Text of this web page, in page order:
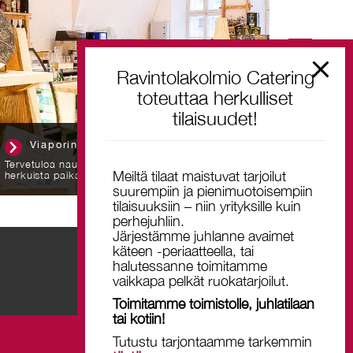
Ravintola Casa Mare
Ravintola Casa Maressa lämpimän kodikas ja
tuttavallisen välitön tunnelma tervehtii sisääntulijaa
jo ovelta.
TILAA UUTISKIRJE
Ravintolakolmio Catering
toteuttaa herkulliset
tilaisuudet!
Meiltä tilaat maistuvat tarjoilut
suurempiin ja pienimuotoisempiin
tilaisuuksiin – niin yrityksille kuin
perhejuhliin.
Järjestämme juhlanne avaimet
käteen -periaatteella, tai
halutessanne toimitamme
vaikkapa pelkät ruokatarjoilut.
Toimitamme toimistolle, juhlatilaan
tai kotiin!
Tutustu tarjontaamme tarkemmin